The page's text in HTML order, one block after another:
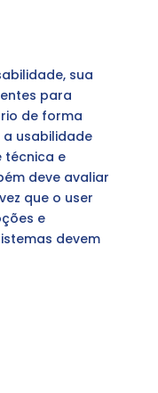
sua
para
de forma
usabilidade
técnica e
deve avaliar
que o user
e
devem